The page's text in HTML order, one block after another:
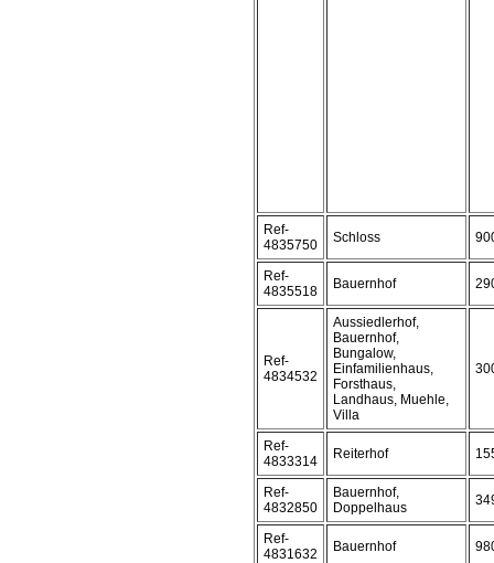
Ref-
4835750
Schloss
Ref-
4835518
Bauernhof
Ref-
4834532
Aussiedlerhof,
Bauernhof,
Bungalow,
Einfamilienhaus,
Forsthaus,
Landhaus, Muehle,
Villa
Ref-
4833314
Reiterhof
Ref-
4832850
Bauernhof,
Doppelhaus
Ref-
4831632
Bauernhof